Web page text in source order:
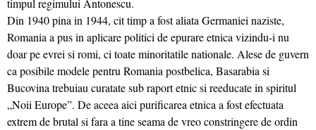
timpul regimului Antonescu.
Din 1940 pina in 1944, cit timp a fost aliata Germaniei naziste,
Romania a pus in aplicare politici de epurare etnica vizindu-i nu
doar pe evrei si romi, ci toate minoritatile nationale. Alese de guvern
ca posibile modele pentru Romania postbelica, Basarabia si
Bucovina trebuiau curatate sub raport etnic si reeducate in spiritul
„Noii Europe”. De aceea aici purificarea etnica a fost efectuata
extrem de brutal si fara a tine seama de vreo constringere de ordin